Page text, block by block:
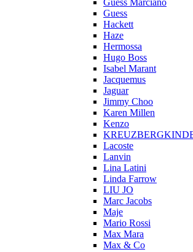
Guess Marciano
Guess
Hackett
Haze
Hermossa
Hugo Boss
Isabel Marant
Jacquemus
Jaguar
Jimmy Choo
Karen Millen
Kenzo
Lacoste
Lanvin
Lina Latini
Linda Farrow
LIU JO
Marc Jacobs
Maje
Mario Rossi
Max Mara
Max & Co